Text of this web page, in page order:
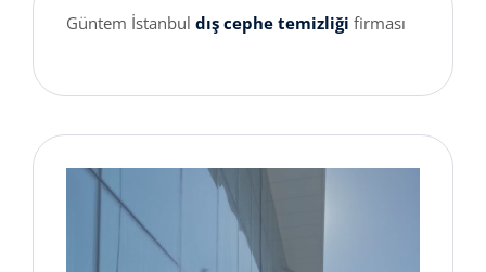
Güntem İstanbul dış cephe temizliği firması